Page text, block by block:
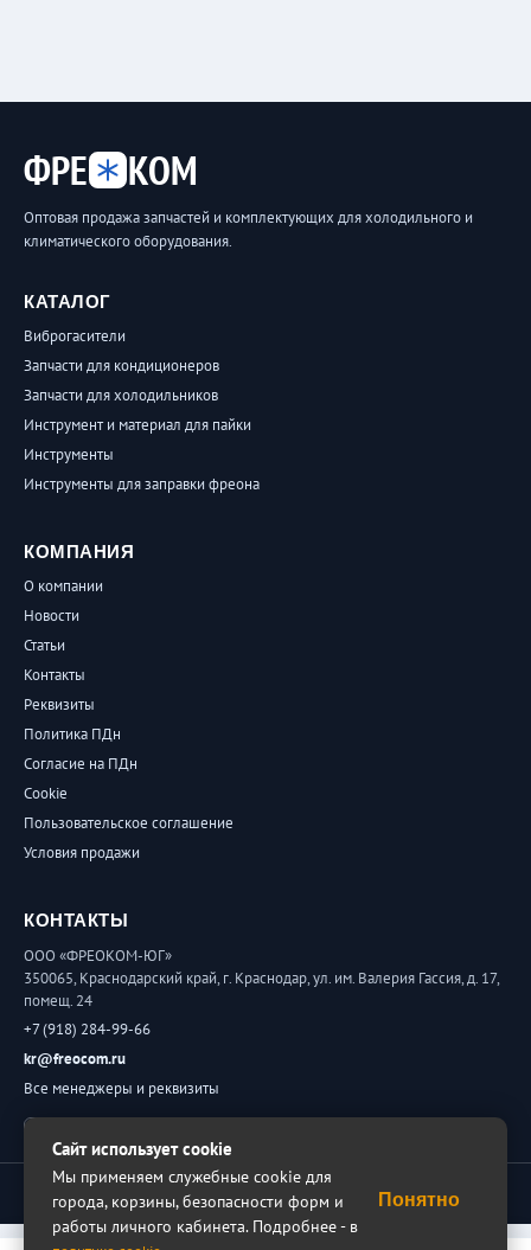
ФРЕ КОМ
Оптовая продажа запчастей и комплектующих для холодильного и
климатического оборудования.
КАТАЛОГ
Виброгасители
Запчасти для кондиционеров
Запчасти для холодильников
Инструмент и материал для пайки
Инструменты
Инструменты для заправки фреона
КОМПАНИЯ
О компании
Новости
Статьи
Контакты
Реквизиты
Политика ПДн
Согласие на ПДн
Cookie
Пользовательское соглашение
Условия продажи
КОНТАКТЫ
ООО «ФРЕОКОМ-ЮГ»
350065, Краснодарский край, г. Краснодар, ул. им. Валерия Гассия, д. 17,
помещ. 24
+7 (918) 284-99-66
kr@freocom.ru
Все менеджеры и реквизиты
Обратная связь
© 2026 ФРЕОКОМ. Все права защищены.
Сайт использует cookie
Мы применяем служебные cookie для
города, корзины, безопасности форм и
работы личного кабинета. Подробнее - в
Понятно